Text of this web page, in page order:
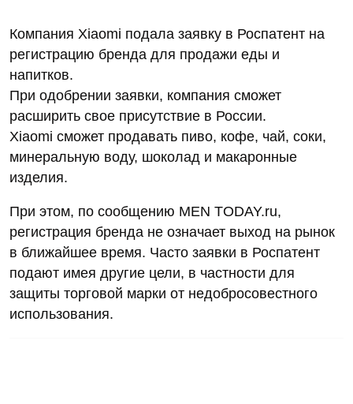
Компания Xiaomi подала заявку в Роспатент на
регистрацию бренда для продажи еды и
напитков.
При одобрении заявки, компания сможет
расширить свое присутствие в России.
Xiaomi сможет продавать пиво, кофе, чай, соки,
минеральную воду, шоколад и макаронные
изделия.
При этом, по сообщению MEN TODAY.ru,
регистрация бренда не означает выход на рынок
в ближайшее время. Часто заявки в Роспатент
подают имея другие цели, в частности для
защиты торговой марки от недобросовестного
использования.